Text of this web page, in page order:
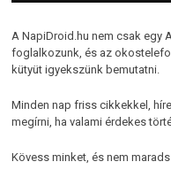
A NapiDroid.hu nem csak egy
foglalkozunk, és az
kütyüt igyekszünk bemutatni.
Minden nap friss cikkekkel,
megírni, ha valami érdekes
Kövess minket, és nem